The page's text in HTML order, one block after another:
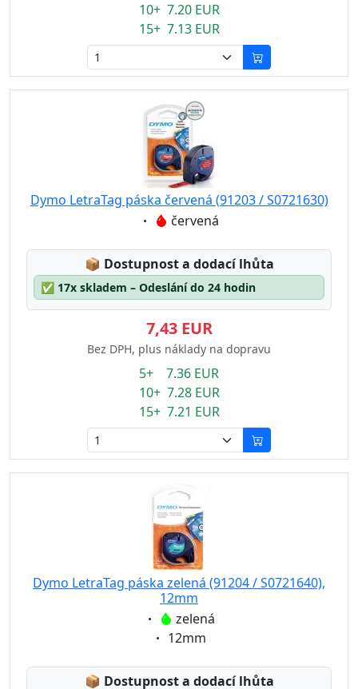
10+ 7.20 EUR
15+ 7.13 EUR
Dymo LetraTag páska červená (91203 / S0721630)
Eigenschaft:
červená
📦 Lagerstatus:
Dostupnost a dodací lhůta
✅ 17x skladem – Odeslání do 24 hodin
7,43 EUR
Bez DPH, plus náklady na dopravu
5+ 7.36 EUR
10+ 7.28 EUR
15+ 7.21 EUR
Dymo LetraTag páska zelená (91204 / S0721640),
12mm
Eigenschaft:
zelená
Eigenschaft:
12mm
📦 Lagerstatus:
Dostupnost a dodací lhůta